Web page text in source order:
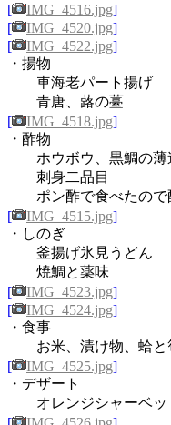
[
IMG_4516.jpg]
[
IMG_4520.jpg]
[
IMG_4522.jpg]
・揚物
車海老パート揚げ
青唐、蕗の薹
[
IMG_4518.jpg]
・酢物
ホウボウ、黒鯛の薄
刺身二品目
ポン酢で食べたので
[
IMG_4515.jpg]
・しのぎ
釜揚げ氷見うどん
焼鯛と薬味
[
IMG_4523.jpg]
[
IMG_4524.jpg]
・食事
お米、漬け物、蛤と
[
IMG_4525.jpg]
・デザート
オレンジシャーベッ